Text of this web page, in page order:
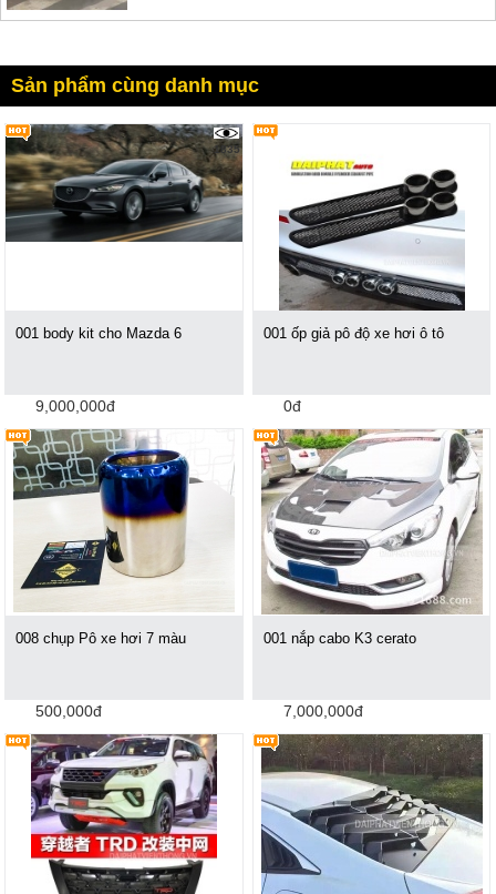
Sản phẩm cùng danh mục
1835
001 body kit cho Mazda 6
9,000,000đ
001 ốp giả pô độ xe hơi ô tô
0đ
008 chụp Pô xe hơi 7 màu
500,000đ
001 nắp cabo K3 cerato
7,000,000đ